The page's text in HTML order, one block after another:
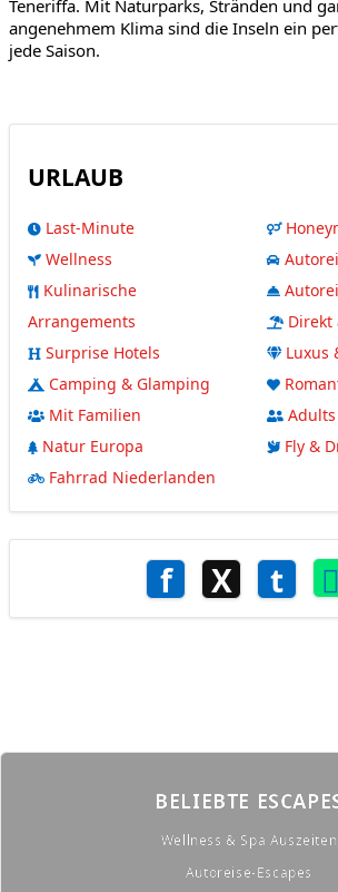
Teneriffa. Mit Naturparks, Stränden und
angenehmem Klima sind die Inseln ein
jede Saison.
URLAUB
Last-Minute
Wellness
Kulinarische
Arrangements
Surprise Hotels
Camping & Glamping
Mit Familien
Natur Europa
Fahrrad Niederlanden
Direkt
Luxus
Fly &
f X t
BELIEBTE
Wellness & Spa Auszeiten
Autoreise-Escapes